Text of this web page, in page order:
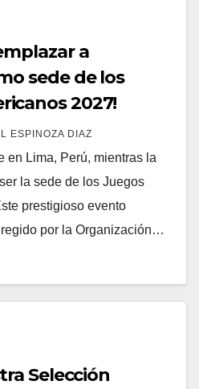
a
sede de los
2027!
ESPINOZA DIAZ
en Lima, Perú, mientras la
la sede de los Juegos
prestigioso evento
por la Organización…
Selección